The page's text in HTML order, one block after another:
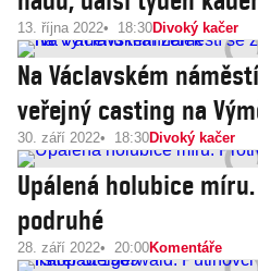
13. října 2022 18:30Divoký kačer
Na Václavském
veřejný casting na
30. září 2022 18:30Divoký kačer
Upálená holubice
podruhé
28. září 2022 20:00Komentáře